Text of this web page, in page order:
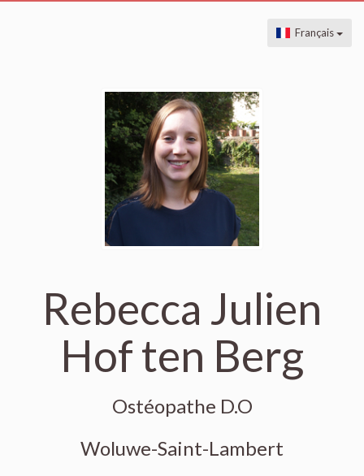
Français
Rebecca Julien
Hof ten Berg
Ostéopathe D.O
Woluwe-Saint-Lambert